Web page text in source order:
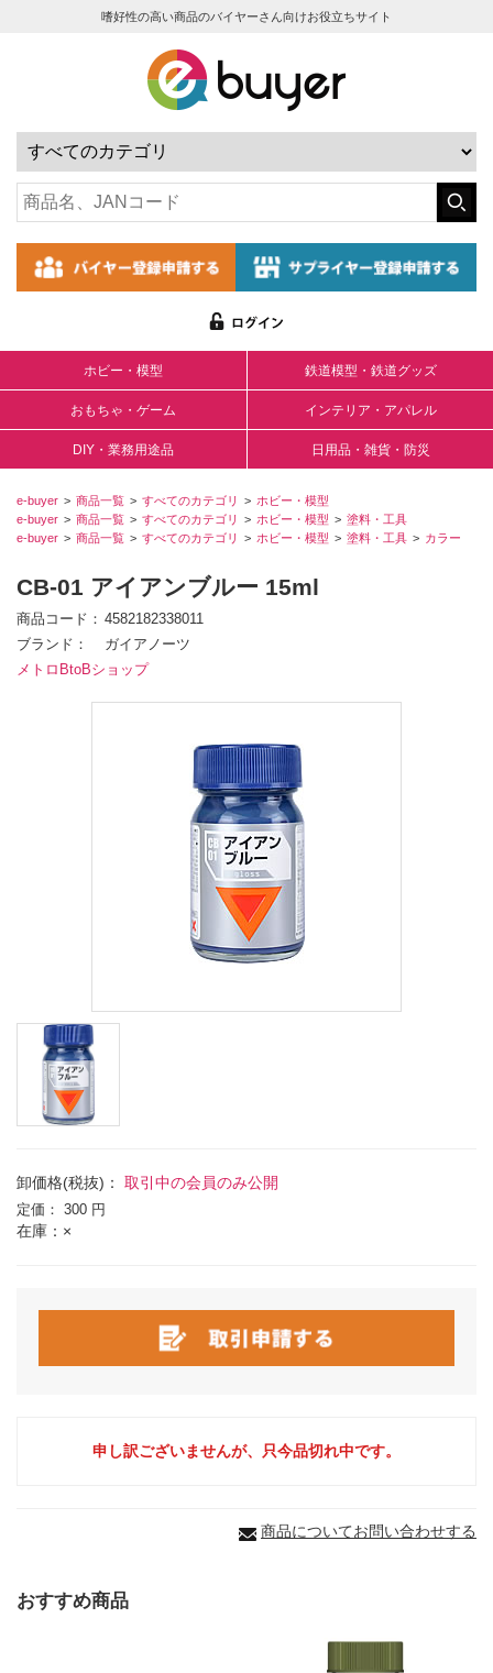
嗜好性の高い商品のバイヤーさん向けお役立ちサイト
ホビー・模型 鉄道模型・鉄道グッズ
おもちゃ・ゲーム インテリア・アパレル
DIY・業務用途品 日用品・雑貨・防災
e-buyer 商品一覧 すべてのカテゴリ
ホビー・模型
e-buyer
商品一覧 すべてのカテゴリ ホビー・模型
塗料・工具
e-buyer
商品一覧 すべてのカテゴリ ホビー・模型 塗料・工具 カラー
CB-01 アイアンブルー 15ml
商品コード
4582182338011
ブランド
ガイアノーツ
メトロBtoBショップ
卸価格(税抜)： 取引中の会員のみ公開
定価： 300 円
在庫：×
申し訳ございませんが、只今品切れ中です。
商品についてお問い合わせする
おすすめ商品